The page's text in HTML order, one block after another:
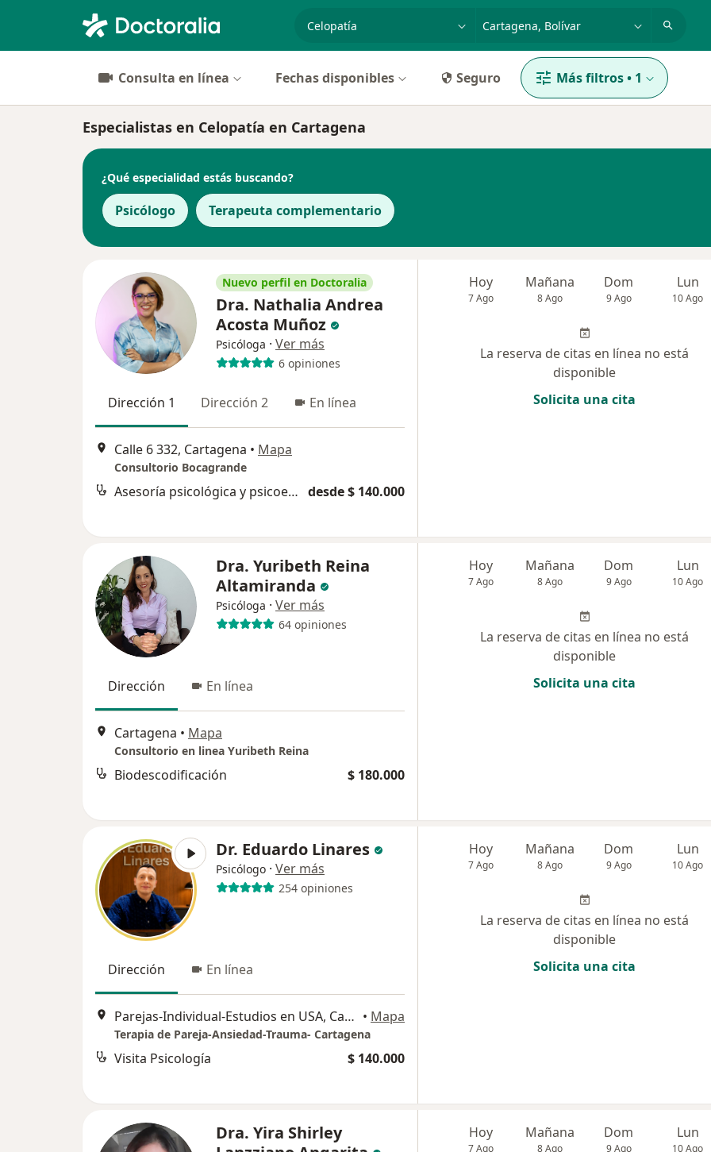
especialidad, enfermedad o nombre
Consulta en línea Fechas disponibles Seguro Más filtros• 1
Especialistas en Celopatía en Cartagena
¿Qué especialidad estás buscando?
Psicólogo Terapeuta complementario
Nuevo perfil en Doctoralia
Dra. Nathalia Andrea
Acosta Muñoz
Psicóloga · Ver más
6 opiniones
Dirección 1 Dirección 2 En línea
Calle 6 332, Cartagena • Mapa
Consultorio Bocagrande
Asesoría psicológica y psicoeducación desde $ 140.000
Hoy
7 Ago
Mañana
8 Ago
Dom
9 Ago
Lun
10 Ago
La reserva de citas en línea no está
disponible
Solicita una cita
Dra. Yuribeth Reina
Altamiranda
Psicóloga · Ver más
64 opiniones
Dirección En línea
Cartagena • Mapa
Consultorio en linea Yuribeth Reina
Biodescodificación $ 180.000
Hoy
7 Ago
Mañana
8 Ago
Dom
9 Ago
Lun
10 Ago
La reserva de citas en línea no está
disponible
Solicita una cita
Dr. Eduardo Linares
Psicólogo · Ver más
254 opiniones
Dirección En línea
Parejas-Individual-Estudios en USA, Cartagena • Mapa
Terapia de Pareja-Ansiedad-Trauma- Cartagena
Visita Psicología $ 140.000
Hoy
7 Ago
Mañana
8 Ago
Dom
9 Ago
Lun
10 Ago
La reserva de citas en línea no está
disponible
Solicita una cita
Dra. Yira Shirley
Hoy
7 Ago
Mañana
8 Ago
Dom
9 Ago
Lun
10 Ago